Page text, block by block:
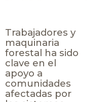
Trabajadores y
maquinaria
forestal ha sido
clave en el
apoyo a
comunidades
afectadas por